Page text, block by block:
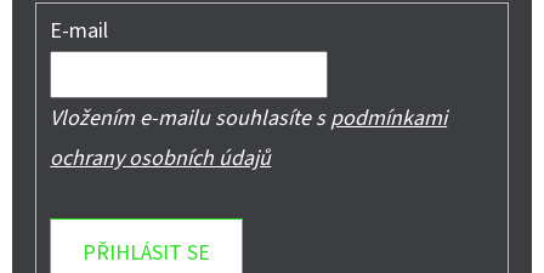
E-mail
Vložením e-mailu souhlasíte spodmínkami
ochrany osobních údajů
PŘIHLÁSIT SE